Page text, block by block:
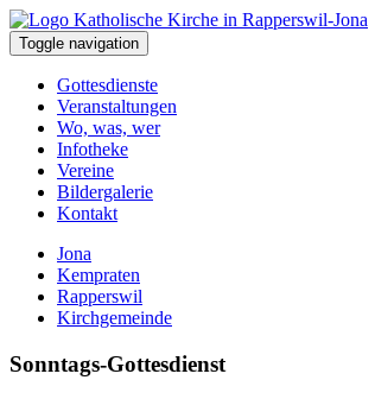
Toggle navigation
Gottesdienste
Veranstaltungen
Wo, was, wer
Infotheke
Vereine
Bildergalerie
Kontakt
Jona
Kempraten
Rapperswil
Kirchgemeinde
Sonntags-Gottesdienst